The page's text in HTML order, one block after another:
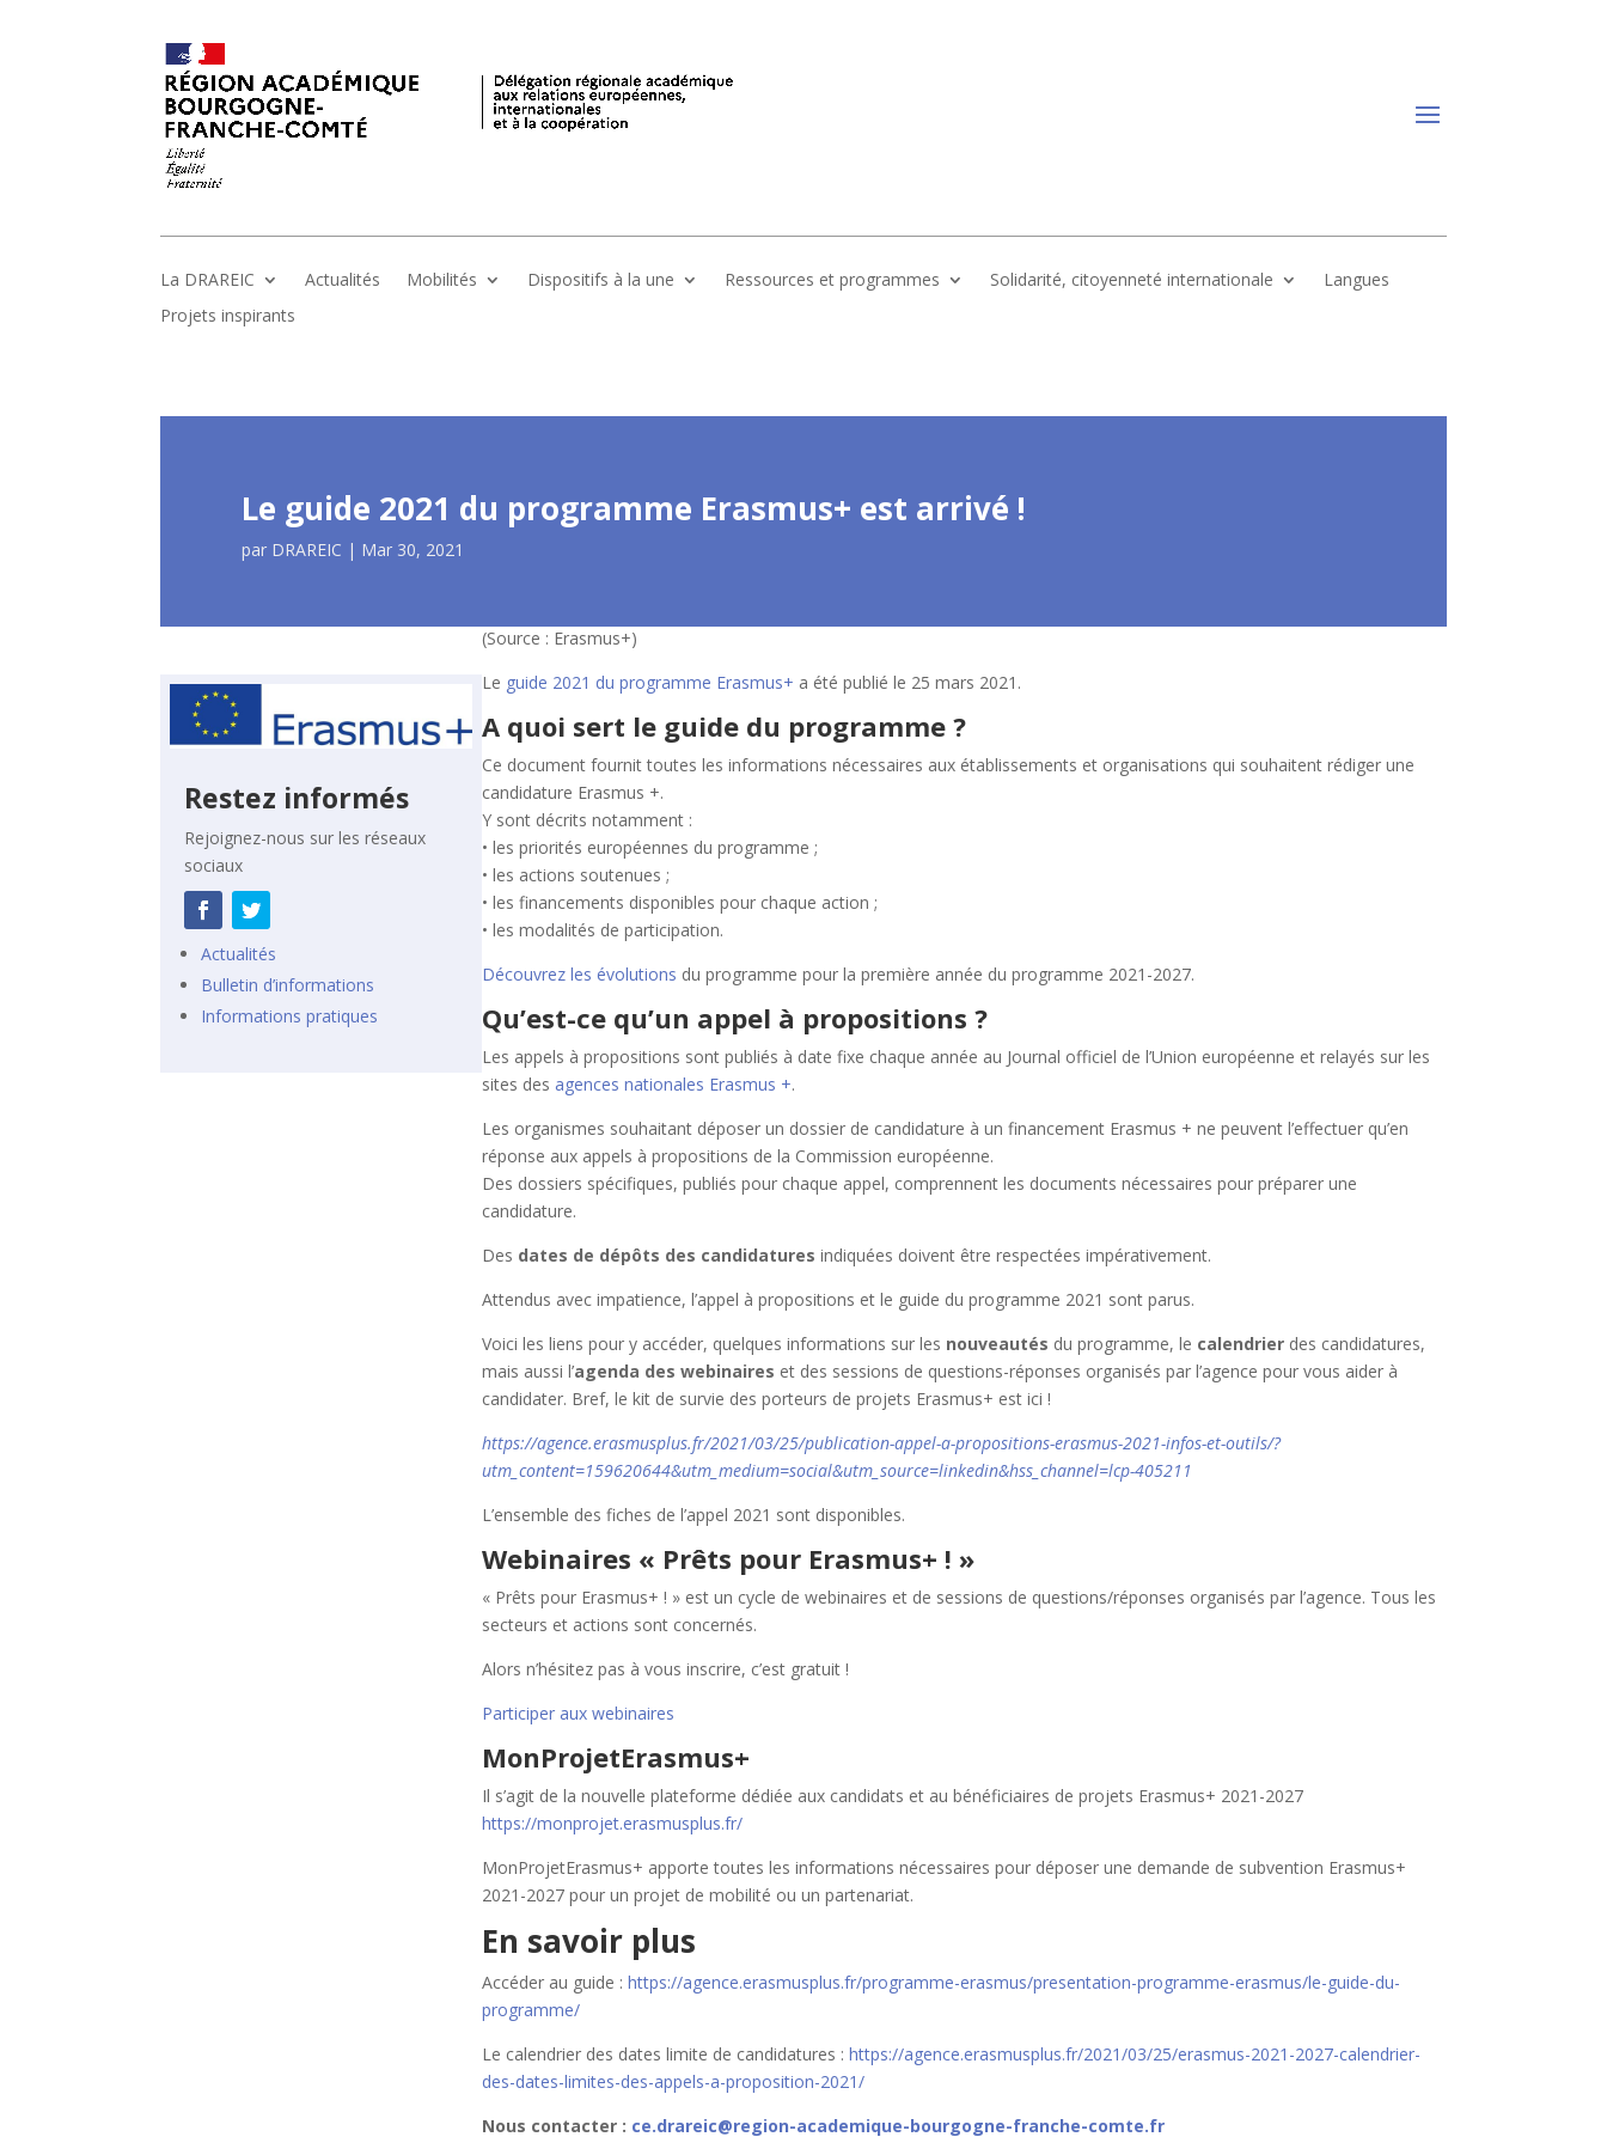
La DRAREIC Actualités Mobilités Dispositifs à la une Ressources et programmes Solidarité, citoyenneté internationale
Langues
Projets inspirants
Le guide 2021 du programme Erasmus+ est arrivé !
par DRAREIC | Mar 30, 2021
Restez informés
Rejoignez-nous sur les réseaux
sociaux
Actualités
Bulletin d’informations
Informations pratiques
(Source : Erasmus+)
Le guide 2021 du programme Erasmus+ a été publié le 25 mars 2021.
A quoi sert le guide du programme ?
Ce document fournit toutes les informations nécessaires aux établissements et organisations qui souhaitent rédiger une
candidature Erasmus +.
Y sont décrits notamment :
• les priorités européennes du programme ;
• les actions soutenues ;
• les financements disponibles pour chaque action ;
• les modalités de participation.
Découvrez les évolutions du programme pour la première année du programme 2021-2027.
Qu’est-ce qu’un appel à propositions ?
Les appels à propositions sont publiés à date fixe chaque année au Journal officiel de l’Union européenne et relayés sur les
sites des agences nationales Erasmus +.
Les organismes souhaitant déposer un dossier de candidature à un financement Erasmus + ne peuvent l’effectuer qu’en
réponse aux appels à propositions de la Commission européenne.
Des dossiers spécifiques, publiés pour chaque appel, comprennent les documents nécessaires pour préparer une
candidature.
Des dates de dépôts des candidatures indiquées doivent être respectées impérativement.
Attendus avec impatience, l’appel à propositions et le guide du programme 2021 sont parus.
Voici les liens pour y accéder, quelques informations sur les nouveautés du programme, le calendrier des candidatures,
mais aussi l’agenda des webinaires et des sessions de questions-réponses organisés par l’agence pour vous aider à
candidater. Bref, le kit de survie des porteurs de projets Erasmus+ est ici !
https://agence.erasmusplus.fr/2021/03/25/publication-appel-a-propositions-erasmus-2021-infos-et-outils/?
utm_content=159620644&utm_medium=social&utm_source=linkedin&hss_channel=lcp-405211
L’ensemble des fiches de l’appel 2021 sont disponibles.
Webinaires « Prêts pour Erasmus+ ! »
« Prêts pour Erasmus+ ! » est un cycle de webinaires et de sessions de questions/réponses organisés par l’agence. Tous les
secteurs et actions sont concernés.
Alors n’hésitez pas à vous inscrire, c’est gratuit !
Participer aux webinaires
MonProjetErasmus+
Il s’agit de la nouvelle plateforme dédiée aux candidats et au bénéficiaires de projets Erasmus+ 2021-2027
https://monprojet.erasmusplus.fr/
MonProjetErasmus+ apporte toutes les informations nécessaires pour déposer une demande de subvention Erasmus+
2021-2027 pour un projet de mobilité ou un partenariat.
En savoir plus
Accéder au guide :https://agence.erasmusplus.fr/programme-erasmus/presentation-programme-erasmus/le-guide-du-
programme/
Le calendrier des dates limite de candidatures :https://agence.erasmusplus.fr/2021/03/25/erasmus-2021-2027-calendrier-
des-dates-limites-des-appels-a-proposition-2021/
Nous contacter : ce.drareic@region-academique-bourgogne-franche-comte.fr